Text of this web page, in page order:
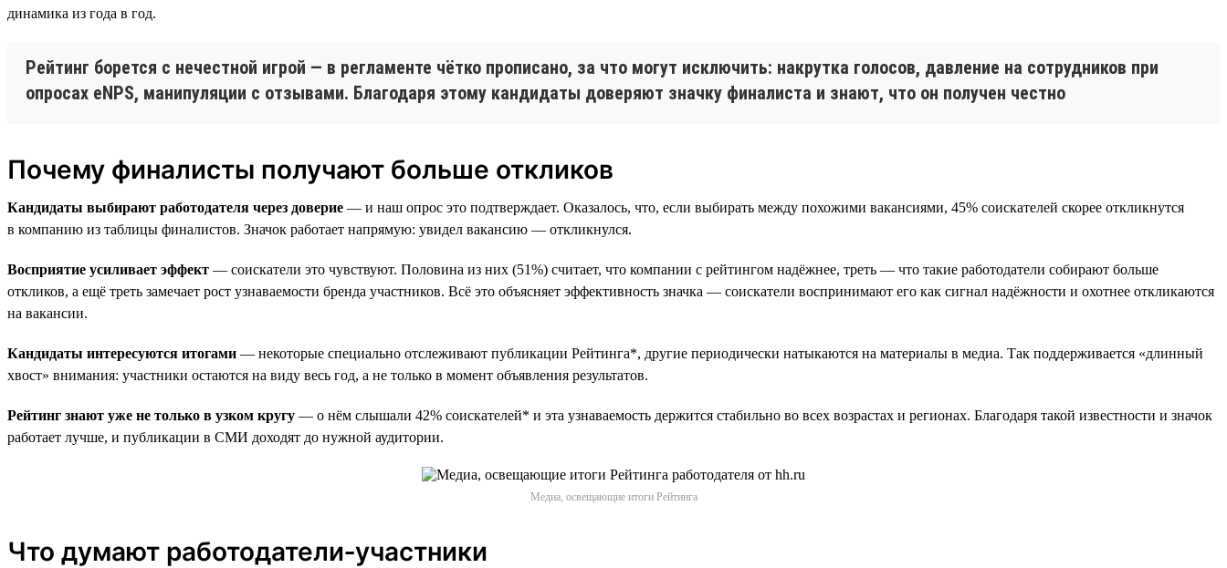
динамика из года в год.
Рейтинг борется с нечестной игрой — в регламенте чётко прописано, за что могут исключить: накрутка голосов, давление на сотрудников при
опросах eNPS, манипуляции с отзывами. Благодаря этому кандидаты доверяют значку финалиста и знают, что он получен честно
Почему финалисты получают больше откликов
Кандидаты выбирают работодателя через доверие — и наш опрос это подтверждает. Оказалось, что, если выбирать между похожими вакансиями, 45% соискателей скорее откликнутся
в компанию из таблицы финалистов. Значок работает напрямую: увидел вакансию — откликнулся.
Восприятие усиливает эффект — соискатели это чувствуют. Половина из них (51%) считает, что компании с рейтингом надёжнее, треть — что такие работодатели собирают больше
откликов, а ещё треть замечает рост узнаваемости бренда участников. Всё это объясняет эффективность значка — соискатели воспринимают его как сигнал надёжности и охотнее откликаются
на вакансии.
Кандидаты интересуются итогами — некоторые специально отслеживают публикации Рейтинга*, другие периодически натыкаются на материалы в медиа. Так поддерживается «длинный
хвост» внимания: участники остаются на виду весь год, а не только в момент объявления результатов.
Рейтинг знают уже не только в узком кругу — о нём слышали 42% соискателей* и эта узнаваемость держится стабильно во всех возрастах и регионах. Благодаря такой известности и значок
работает лучше, и публикации в СМИ доходят до нужной аудитории.
Медиа, освещающие итоги Рейтинга
Что думают работодатели‑участники